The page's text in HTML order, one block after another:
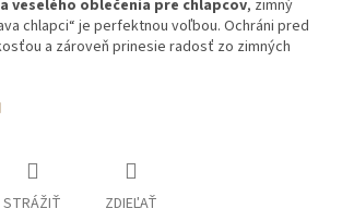
veselého oblečenia pre chlapcov, zimný
chlapci“ je perfektnou voľbou. Ochráni pred
a zároveň prinesie radosť zo zimných
STRÁŽIŤ ZDIEĽAŤ